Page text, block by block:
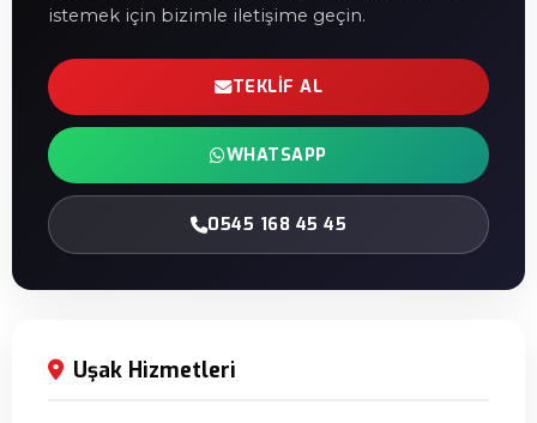
istemek için bizimle iletişime geçin.
TEKLIF AL
WHATSAPP
0545 168 45 45
Uşak Hizmetleri